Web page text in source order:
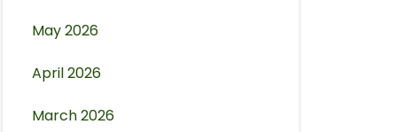
May 2026
April 2026
March 2026